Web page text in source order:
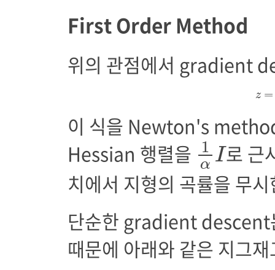
First Order Method
위의 관점에서 gradient
z =
이 식을 Newton's
Hessian 행렬을
1
α I
1αI로 근
치에서 지형의 곡률을 무
단순한 gradient descent
때문에 아래와 같은 지그